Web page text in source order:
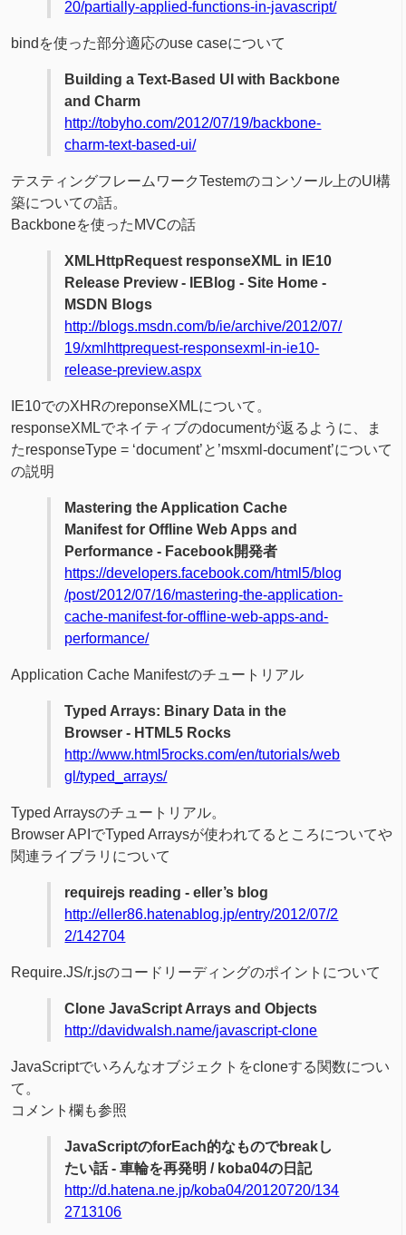
20/partially-applied-functions-in-javascript/
bindを使った部分適応のuse caseについて
Building a Text-Based UI with Backbone
and Charm
http://tobyho.com/2012/07/19/backbone-
charm-text-based-ui/
テスティングフレームワークTestemのコンソール上のUI構
築についての話。
Backboneを使ったMVCの話
XMLHttpRequest responseXML in IE10
Release Preview - IEBlog - Site Home -
MSDN Blogs
http://blogs.msdn.com/b/ie/archive/2012/07/
19/xmlhttprequest-responsexml-in-ie10-
release-preview.aspx
IE10でのXHRのreponseXMLについて。
responseXMLでネイティブのdocumentが返るように、ま
たresponseType = ‘document’と’msxml-document’について
の説明
Mastering the Application Cache
Manifest for Offline Web Apps and
Performance - Facebook開発者
https://developers.facebook.com/html5/blog
/post/2012/07/16/mastering-the-application-
cache-manifest-for-offline-web-apps-and-
performance/
Application Cache Manifestのチュートリアル
Typed Arrays: Binary Data in the
Browser - HTML5 Rocks
http://www.html5rocks.com/en/tutorials/web
gl/typed_arrays/
Typed Arraysのチュートリアル。
Browser APIでTyped Arraysが使われてるところについてや
関連ライブラリについて
requirejs reading - eller’s blog
http://eller86.hatenablog.jp/entry/2012/07/2
2/142704
Require.JS/r.jsのコードリーディングのポイントについて
Clone JavaScript Arrays and Objects
http://davidwalsh.name/javascript-clone
JavaScriptでいろんなオブジェクトをcloneする関数につい
て。
コメント欄も参照
JavaScriptのforEach的なものでbreakし
たい話 - 車輪を再発明 / koba04の日記
http://d.hatena.ne.jp/koba04/20120720/134
2713106